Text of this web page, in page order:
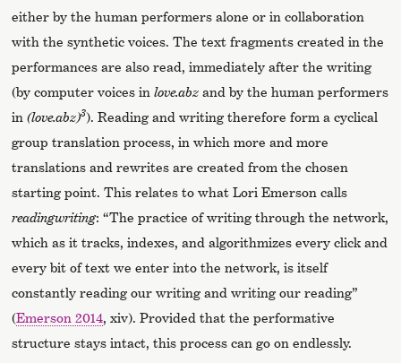
either by the human performers alone or in collaboration
with the synthetic voices. The text fragments created in the
performances are also read, immediately after the writing
(by computer voices inlove.abz and by the human performers
in(love.abz)3). Reading and writing therefore form a cyclical
group translation process, in which more and more
translations and rewrites are created from the chosen
starting point. This relates to what Lori Emerson calls
readingwriting: “The practice of writing through the network,
which as it tracks, indexes, and algorithmizes every click and
every bit of text we enter into the network, is itself
constantly reading our writing and writing our reading”
(Emerson 2014, xiv). Provided that the performative
structure stays intact, this process can go on endlessly.